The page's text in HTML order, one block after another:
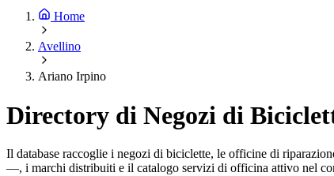
Home
Avellino
Ariano Irpino
Directory di Negozi di
Il database raccoglie i negozi di biciclette, le officine di
—, i marchi distribuiti e il catalogo servizi di officina attivo nel